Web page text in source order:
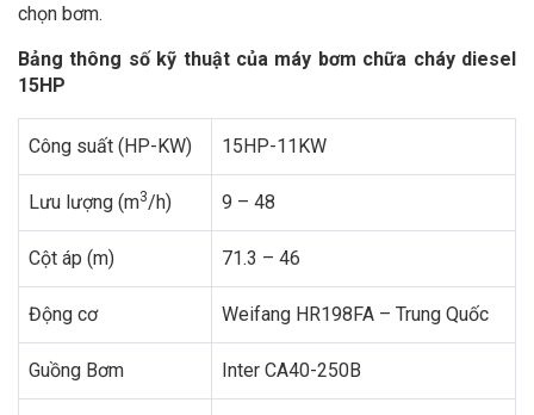
chọn bơm.
Bảng thông số kỹ thuật của máy bơm chữa cháy diesel
15HP
Công suất (HP-KW) 15HP-11KW
Lưu lượng (m3/h) 9 – 48
Cột áp (m) 71.3 – 46
Động cơ Weifang HR198FA – Trung Quốc
Guồng Bơm Inter CA40-250B